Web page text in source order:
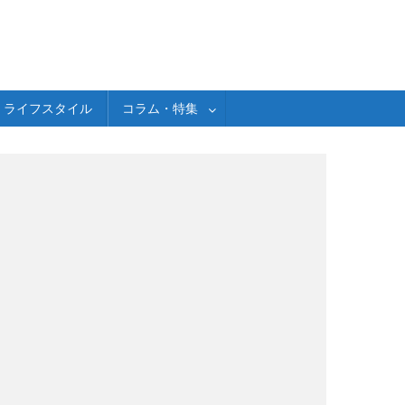
ライフスタイル コラム・特集